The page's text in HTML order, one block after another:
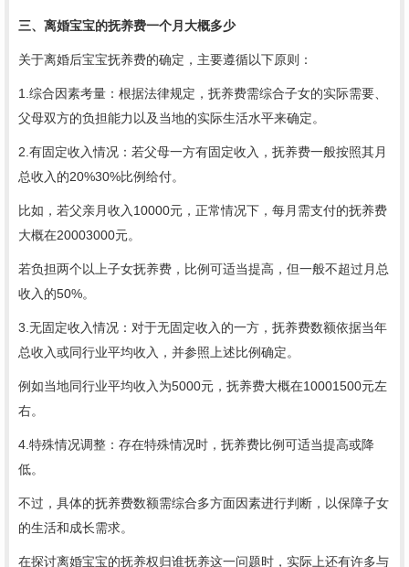
三、离婚宝宝的抚养费一个月大概多少
关于离婚后宝宝抚养费的确定，主要遵循以下原则：
1.综合因素考量：根据法律规定，抚养费需综合子女的实际需要、
父母双方的负担能力以及当地的实际生活水平来确定。
2.有固定收入情况：若父母一方有固定收入，抚养费一般按照其月
总收入的20%30%比例给付。
比如，若父亲月收入10000元，正常情况下，每月需支付的抚养费
大概在20003000元。
若负担两个以上子女抚养费，比例可适当提高，但一般不超过月总
收入的50%。
3.无固定收入情况：对于无固定收入的一方，抚养费数额依据当年
总收入或同行业平均收入，并参照上述比例确定。
例如当地同行业平均收入为5000元，抚养费大概在10001500元左
右。
4.特殊情况调整：存在特殊情况时，抚养费比例可适当提高或降
低。
不过，具体的抚养费数额需综合多方面因素进行判断，以保障子女
的生活和成长需求。
在探讨离婚宝宝的抚养权归谁抚养这一问题时，实际上还有许多与